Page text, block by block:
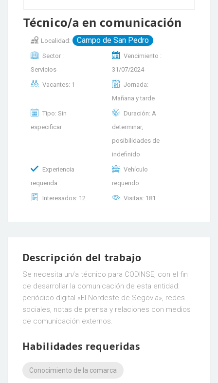
Técnico/a en comunicación
Localidad: Campo de San Pedro
Sector :
Servicios
Vencimiento :
31/07/2024
Vacantes: 1
Jornada:
Mañana y tarde
Tipo: Sin
especificar
Duración: A
determinar,
posibilidades de
indefinido
Experiencia
requerida
Vehículo
requerido
Interesados: 12 Visitas: 181
Descripción del trabajo
Se necesita un/a técnico para CODINSE, con el fin
de desarrollar la comunicación de esta entidad:
periódico digital «El Nordeste de Segovia», redes
sociales, notas de prensa y relaciones con medios
de comunicación externos.
Habilidades requeridas
Conocimiento de la comarca